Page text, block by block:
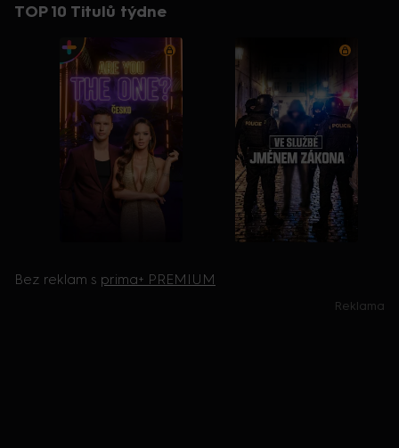
TOP 10 Titulů týdne
Bez reklam s prima+ PREMIUM
Reklama